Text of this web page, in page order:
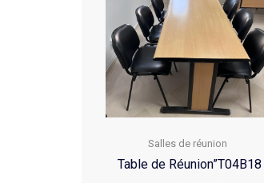
Salles de réunion
Table de Réunion”T04B18